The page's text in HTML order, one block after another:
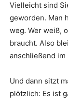
Vielleicht sind
geworden. Man
weg. Wer weiß,
braucht. Also
anschließend im
Und dann sitzt
plötzlich: Es ist